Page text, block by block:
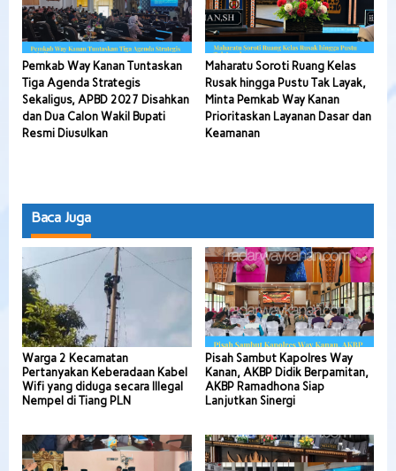
Pemkab Way Kanan Tuntaskan
Tiga Agenda Strategis
Sekaligus, APBD 2027 Disahkan
dan Dua Calon Wakil Bupati
Resmi Diusulkan
Maharatu Soroti Ruang Kelas
Rusak hingga Pustu Tak Layak,
Minta Pemkab Way Kanan
Prioritaskan Layanan Dasar dan
Keamanan
Baca Juga
Warga 2 Kecamatan
Pertanyakan Keberadaan Kabel
Wifi yang diduga secara Illegal
Nempel di Tiang PLN
Pisah Sambut Kapolres Way
Kanan, AKBP Didik Berpamitan,
AKBP Ramadhona Siap
Lanjutkan Sinergi